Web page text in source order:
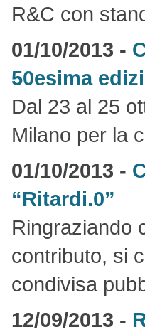
R&C con
01/10/2013 -
50esima
Dal 23 al 25
Milano per la
01/10/2013 -
“Ritardi.0”
Ringraziando
contributo, si
condivisa
12/09/2013 -